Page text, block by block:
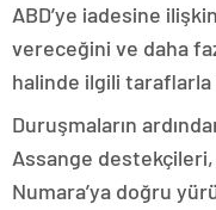
ABD’ye iadesine
vereceğini ve daha
halinde ilgili
Duruşmaların
Assange destekçileri,
Numara’ya doğru